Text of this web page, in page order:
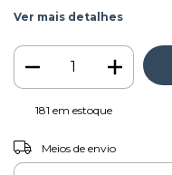
Ver mais detalhes
181 em estoque
Entregas para o CEP:
Meios de envio